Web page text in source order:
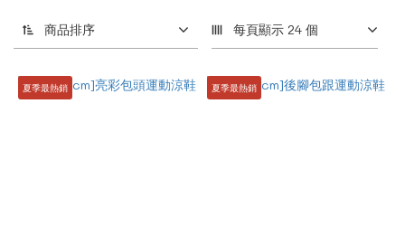
商品排序 每頁顯示 24 個
夏季最熱銷 夏季最熱銷